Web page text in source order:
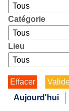
Catégorie
Lieu
Aujourd'hui